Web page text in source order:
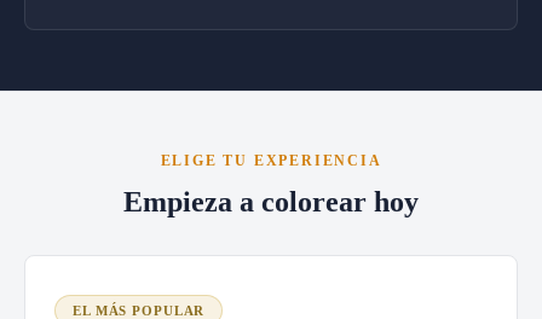
ELIGE TU EXPERIENCIA
Empieza a colorear hoy
EL MÁS POPULAR